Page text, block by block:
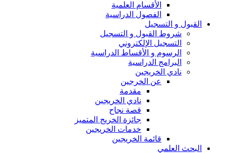
الأقسام العلمية
الفصول الدراسية
القبول و التسجيل
شروط القبول و التسجيل
التسجيل الإلكتروني
الرسوم و الأقساط الدراسية
البرامج الدراسية
نادي الخريجين
عن الخرجين
مقدمة
نادي الخريجين
قصة نجاح
جائزة الخريج المتميز
خدمات الخريجين
قائمة الخريجين
البحث العلمي